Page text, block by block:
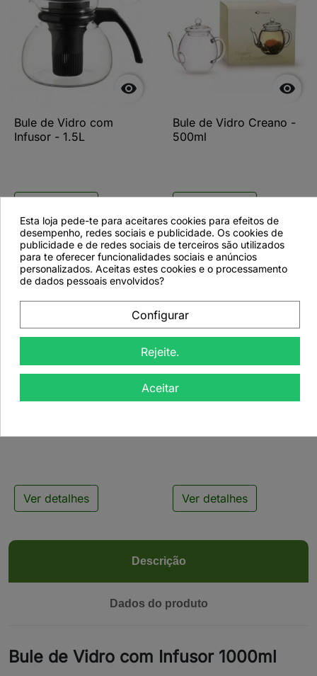

Bule de Vidro com
Infusor - 1.5L

Bule de Vidro Creano -
500ml

favorite_border
Bule de Vidro Creano
Ver detalhes

favorite_border
Bule de Vidro Creano
Ver detalhes
Descrição
Dados do produto
Bule de Vidro com Infusor 1000ml
Esta loja pede-te para aceitares cookies para efeitos de
desempenho, redes sociais e publicidade. Os cookies de
publicidade e de redes sociais de terceiros são utilizados
para te oferecer funcionalidades sociais e anúncios
personalizados. Aceitas estes cookies e o processamento
de dados pessoais envolvidos?
Configurar
Rejeite.
Aceitar